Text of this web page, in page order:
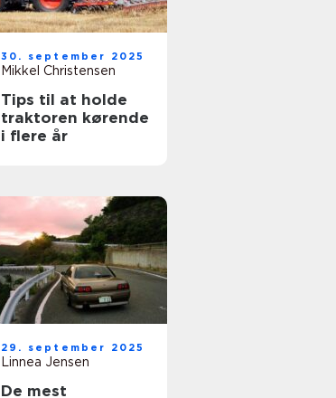
30. september 2025
Mikkel Christensen
Tips til at holde
traktoren kørende
i flere år
29. september 2025
Linnea Jensen
De mest